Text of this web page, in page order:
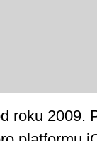
roku 2009.